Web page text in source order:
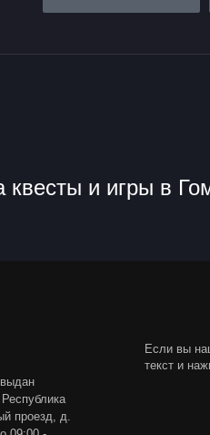
квесты и игры в
проезд, д.
Если вы
текст и